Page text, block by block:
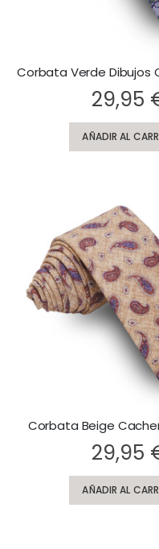
29,95
AÑADIR AL
Corbata Beige
29,95
AÑADIR AL